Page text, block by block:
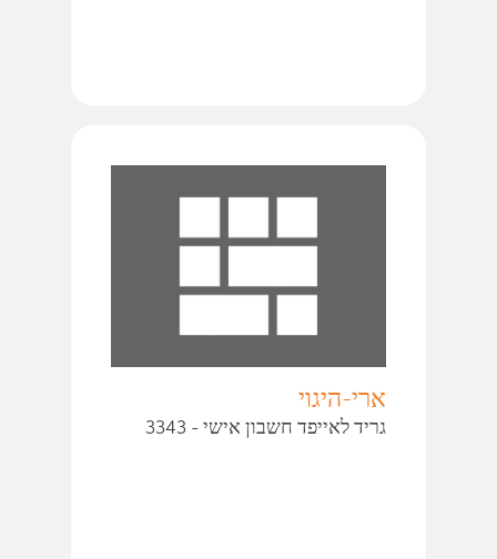
ארי-היגוי
גריד לאייפד חשבון אישי - 3343